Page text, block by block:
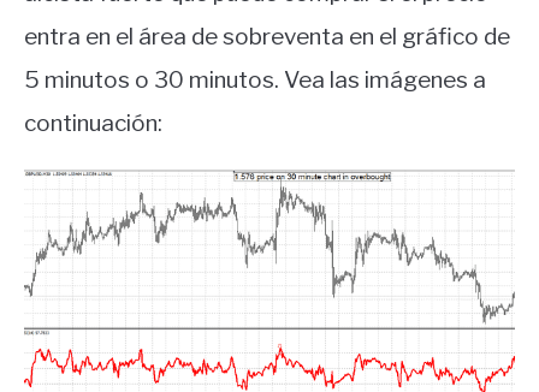
entra en el área de sobreventa en el gráfico de
5 minutos o 30 minutos. Vea las imágenes a
continuación: